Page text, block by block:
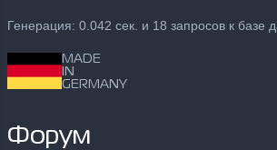
Генерация: 0.042 сек. и 18 запросов к базе
MADE
IN
GERMANY
Форум